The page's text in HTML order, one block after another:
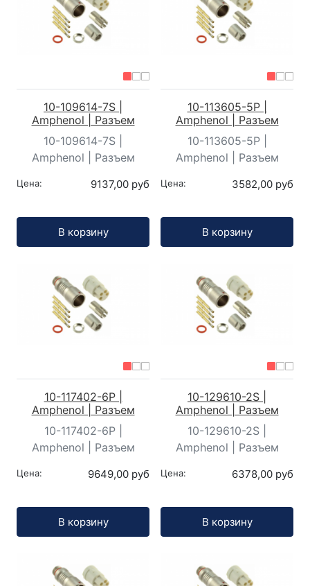
10-109614-7S |
Amphenol | Разъем
10-109614-7S |
Amphenol | Разъем
Цена: 9137,00 руб
В корзину
10-113605-5P |
Amphenol | Разъем
10-113605-5P |
Amphenol | Разъем
Цена: 3582,00 руб
В корзину
10-117402-6P |
Amphenol | Разъем
10-117402-6P |
Amphenol | Разъем
Цена: 9649,00 руб
В корзину
10-129610-2S |
Amphenol | Разъем
10-129610-2S |
Amphenol | Разъем
Цена: 6378,00 руб
В корзину